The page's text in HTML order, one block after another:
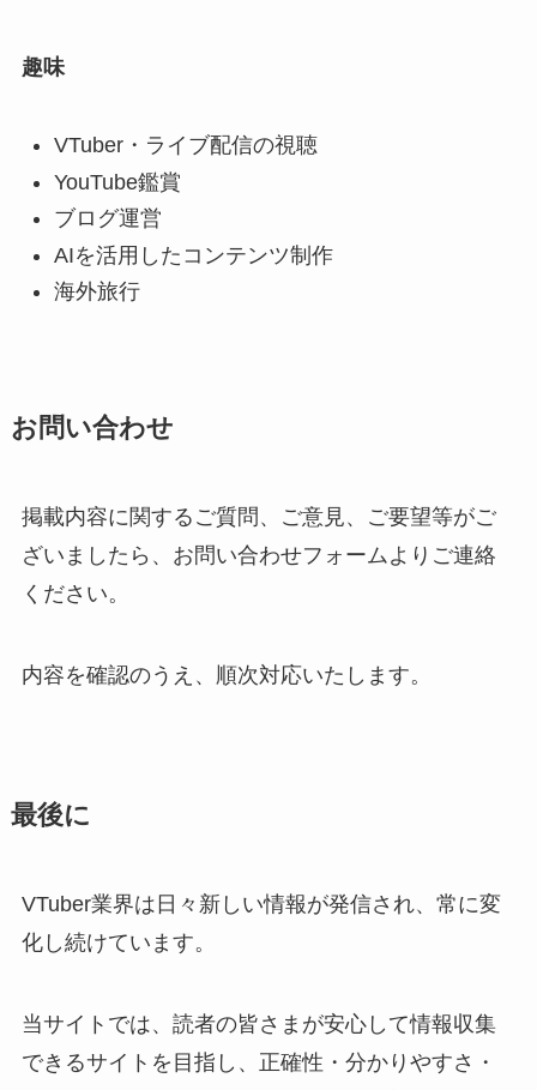
趣味
VTuber・ライブ配信の視聴
YouTube鑑賞
ブログ運営
AIを活用したコンテンツ制作
海外旅行
お問い合わせ
掲載内容に関するご質問、ご意見、ご要望等がご
ざいましたら、お問い合わせフォームよりご連絡
ください。
内容を確認のうえ、順次対応いたします。
最後に
VTuber業界は日々新しい情報が発信され、常に変
化し続けています。
当サイトでは、読者の皆さまが安心して情報収集
できるサイトを目指し、正確性・分かりやすさ・